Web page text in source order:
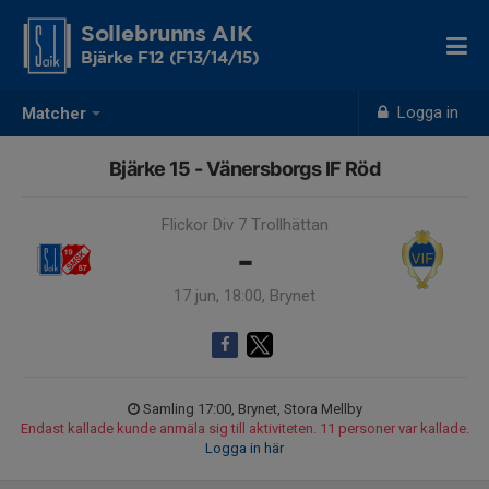
Matcher Logga in
Sollebrunns AIK
Bjärke F12 (F13/14/15)
Bjärke 15 - Vänersborgs IF Röd
Flickor Div 7 Trollhättan
-
17 jun, 18:00, Brynet
Samling 17:00, Brynet, Stora Mellby
Endast kallade kunde anmäla sig till aktiviteten. 11 personer var kallade.
Logga in här